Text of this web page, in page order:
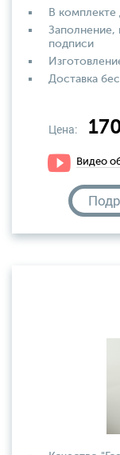
В
Заполнение,
подписи
Доставка
Цена:
Видео